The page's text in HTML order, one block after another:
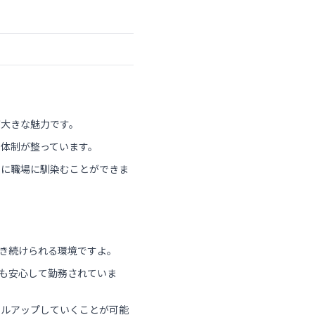
きな魅力です。
が整っています。
職場に馴染むことができま
けられる環境ですよ。
安心して勤務されていま
アップしていくことが可能